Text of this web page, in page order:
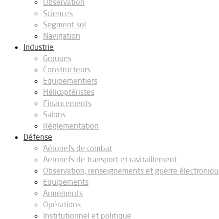
Observation
Sciences
Segment sol
Navigation
Industrie
Groupes
Constructeurs
Equipementiers
Hélicoptéristes
Financements
Salons
Réglementation
Défense
Aéronefs de combat
Aeronefs de transport et ravitaillement
Observation, renseignements et guerre
Equipements
Armements
Opérations
Institutionnel et politique